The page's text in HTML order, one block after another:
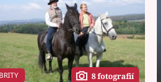
8 fotografií